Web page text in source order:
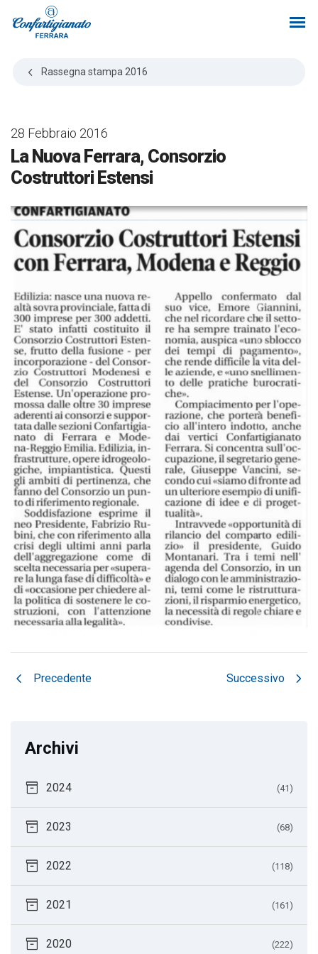
Rassegna stampa 2016
28 Febbraio 2016
La Nuova Ferrara, Consorzio
Costruttori Estensi
chevron_left Precedente Successivo chevron_right
Archivi
inventory_2 2024 (41)
inventory_2 2023 (68)
inventory_2 2022 (118)
inventory_2 2021 (161)
inventory_2 2020 (222)